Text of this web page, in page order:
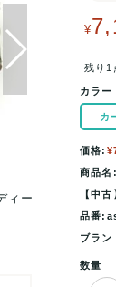
ィー
アイソラ
¥
残り1
カラー
カ
価格:
商品
【中古
品番
ブラ
数量